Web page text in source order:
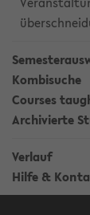
Kombisuche
Courses
Archivierte
Verlauf
Hilfe &